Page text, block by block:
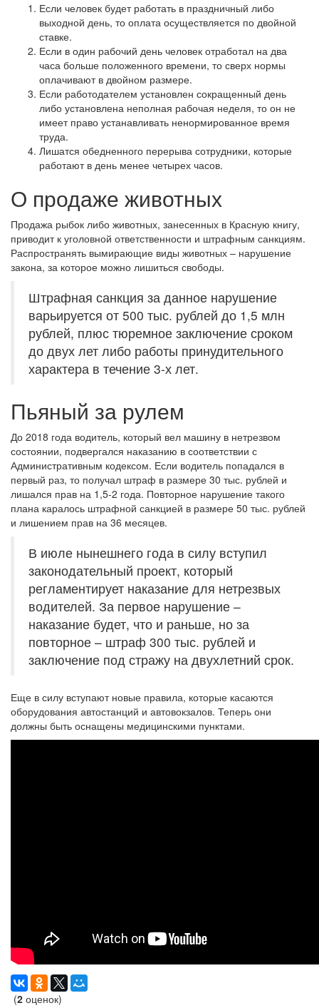
Если человек будет работать в праздничный либо
выходной день, то оплата осуществляется по двойной
ставке.
Если в один рабочий день человек отработал на два
часа больше положенного времени, то сверх нормы
оплачивают в двойном размере.
Если работодателем установлен сокращенный день
либо установлена неполная рабочая неделя, то он не
имеет право устанавливать ненормированное время
труда.
Лишатся обедненного перерыва сотрудники, которые
работают в день менее четырех часов.
О продаже животных
Продажа рыбок либо животных, занесенных в Красную книгу,
приводит к уголовной ответственности и штрафным санкциям.
Распространять вымирающие виды животных – нарушение
закона, за которое можно лишиться свободы.
Штрафная санкция за данное нарушение
варьируется от 500 тыс. рублей до 1,5 млн
рублей, плюс тюремное заключение сроком
до двух лет либо работы принудительного
характера в течение 3-х лет.
Пьяный за рулем
До 2018 года водитель, который вел машину в нетрезвом
состоянии, подвергался наказанию в соответствии с
Административным кодексом. Если водитель попадался в
первый раз, то получал штраф в размере 30 тыс. рублей и
лишался прав на 1,5-2 года. Повторное нарушение такого
плана каралось штрафной санкцией в размере 50 тыс. рублей
и лишением прав на 36 месяцев.
В июле нынешнего года в силу вступил
законодательный проект, который
регламентирует наказание для нетрезвых
водителей. За первое нарушение –
наказание будет, что и раньше, но за
повторное – штраф 300 тыс. рублей и
заключение под стражу на двухлетний срок.
Еще в силу вступают новые правила, которые касаются
оборудования автостанций и автовокзалов. Теперь они
должны быть оснащены медицинскими пунктами.
(2 оценок)